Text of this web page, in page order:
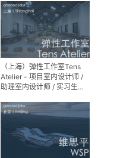
（上海）弹性工作室Tens
Atelier - 项目室内设计师 /
助理室内设计师 / 实习生